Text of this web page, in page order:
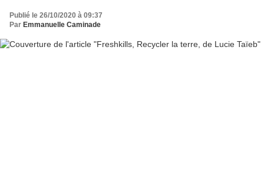
Publié le 26/10/2020 à 09:37
Par Emmanuelle Caminade